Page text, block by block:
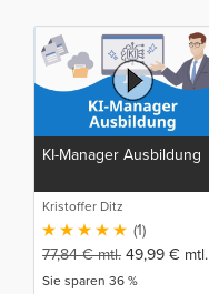
KI-Manager Ausbildung
Kristoffer Ditz
(1)
77,84€mtl. 49,99 € mtl.
Sie sparen 36 %